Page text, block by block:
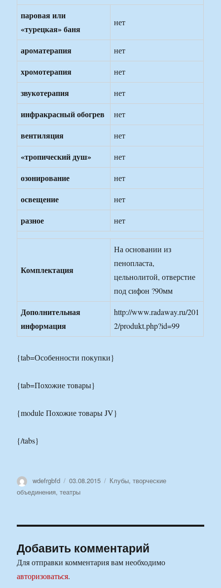
паровая или
«турецкая» баня
нет
ароматерапия нет
хромотерапия нет
звукотерапия нет
инфракрасный обогрев нет
вентиляция нет
«тропический душ» нет
озонирование нет
освещение нет
разное нет
Комплектация
На основании из
пенопласта,
цельнолитой, отверстие
под сифон ?90мм
Дополнительная
информация
http://www.radaway.ru/201
2/produkt.php?id=99
{tab=Особенности покупки}
{tab=Похожие товары}
{module Похожие товары JV}
{/tabs}
Автор
wdefrgbfd Опубликовано
03.08.2015 Рубрики
Клубы, творческие
объединения, театры
Добавить комментарий
Для отправки комментария вам необходимо
авторизоваться.